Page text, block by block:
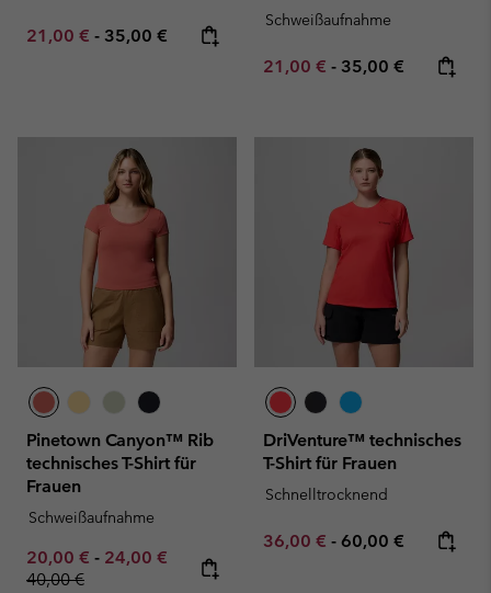
Minimum sale price:
21,00 € - Maximum price:
35,00 €
Schweißaufnahme
Minimum sale price:
21,00 € - Maximum price:
35,00 €
Pinetown Canyon™ Rib
technisches T-Shirt für
Frauen
Schweißaufnahme
Minimum sale price:
20,00 € - Maximum sale price:
24,00 € Regular price:
40,00 €
DriVenture™ technisches
T-Shirt für Frauen
Schnelltrocknend
Minimum sale price:
36,00 € - Maximum price:
60,00 €